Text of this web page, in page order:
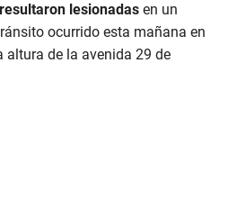
lesionadas en un
ocurrido esta mañana en
altura de la avenida 29 de